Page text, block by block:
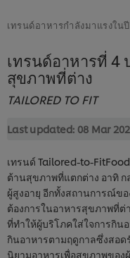
เทรนด์อาหารกำลังมาแรงใน
เทรนด์อาหารที่ 4
สุขภาพที่ต่าง
TAILORED TO FIT
Last updated: 08 Mar
เทรนด์ Tailored-to-
ต้านสุขภาพที่แตกต่าง อาทิ ก
ผู้สูงอายุ อีกทั้งสถานการณ์ข
ต้องการในอาหารสุขภาพที่ต่
ที่ทําให้ผู้บริโภคใส่ใจการกิน
กินอาหารตามฤดูกาลซึ่งสอด
นิยามอาหารเพื่อสุขภาพของ